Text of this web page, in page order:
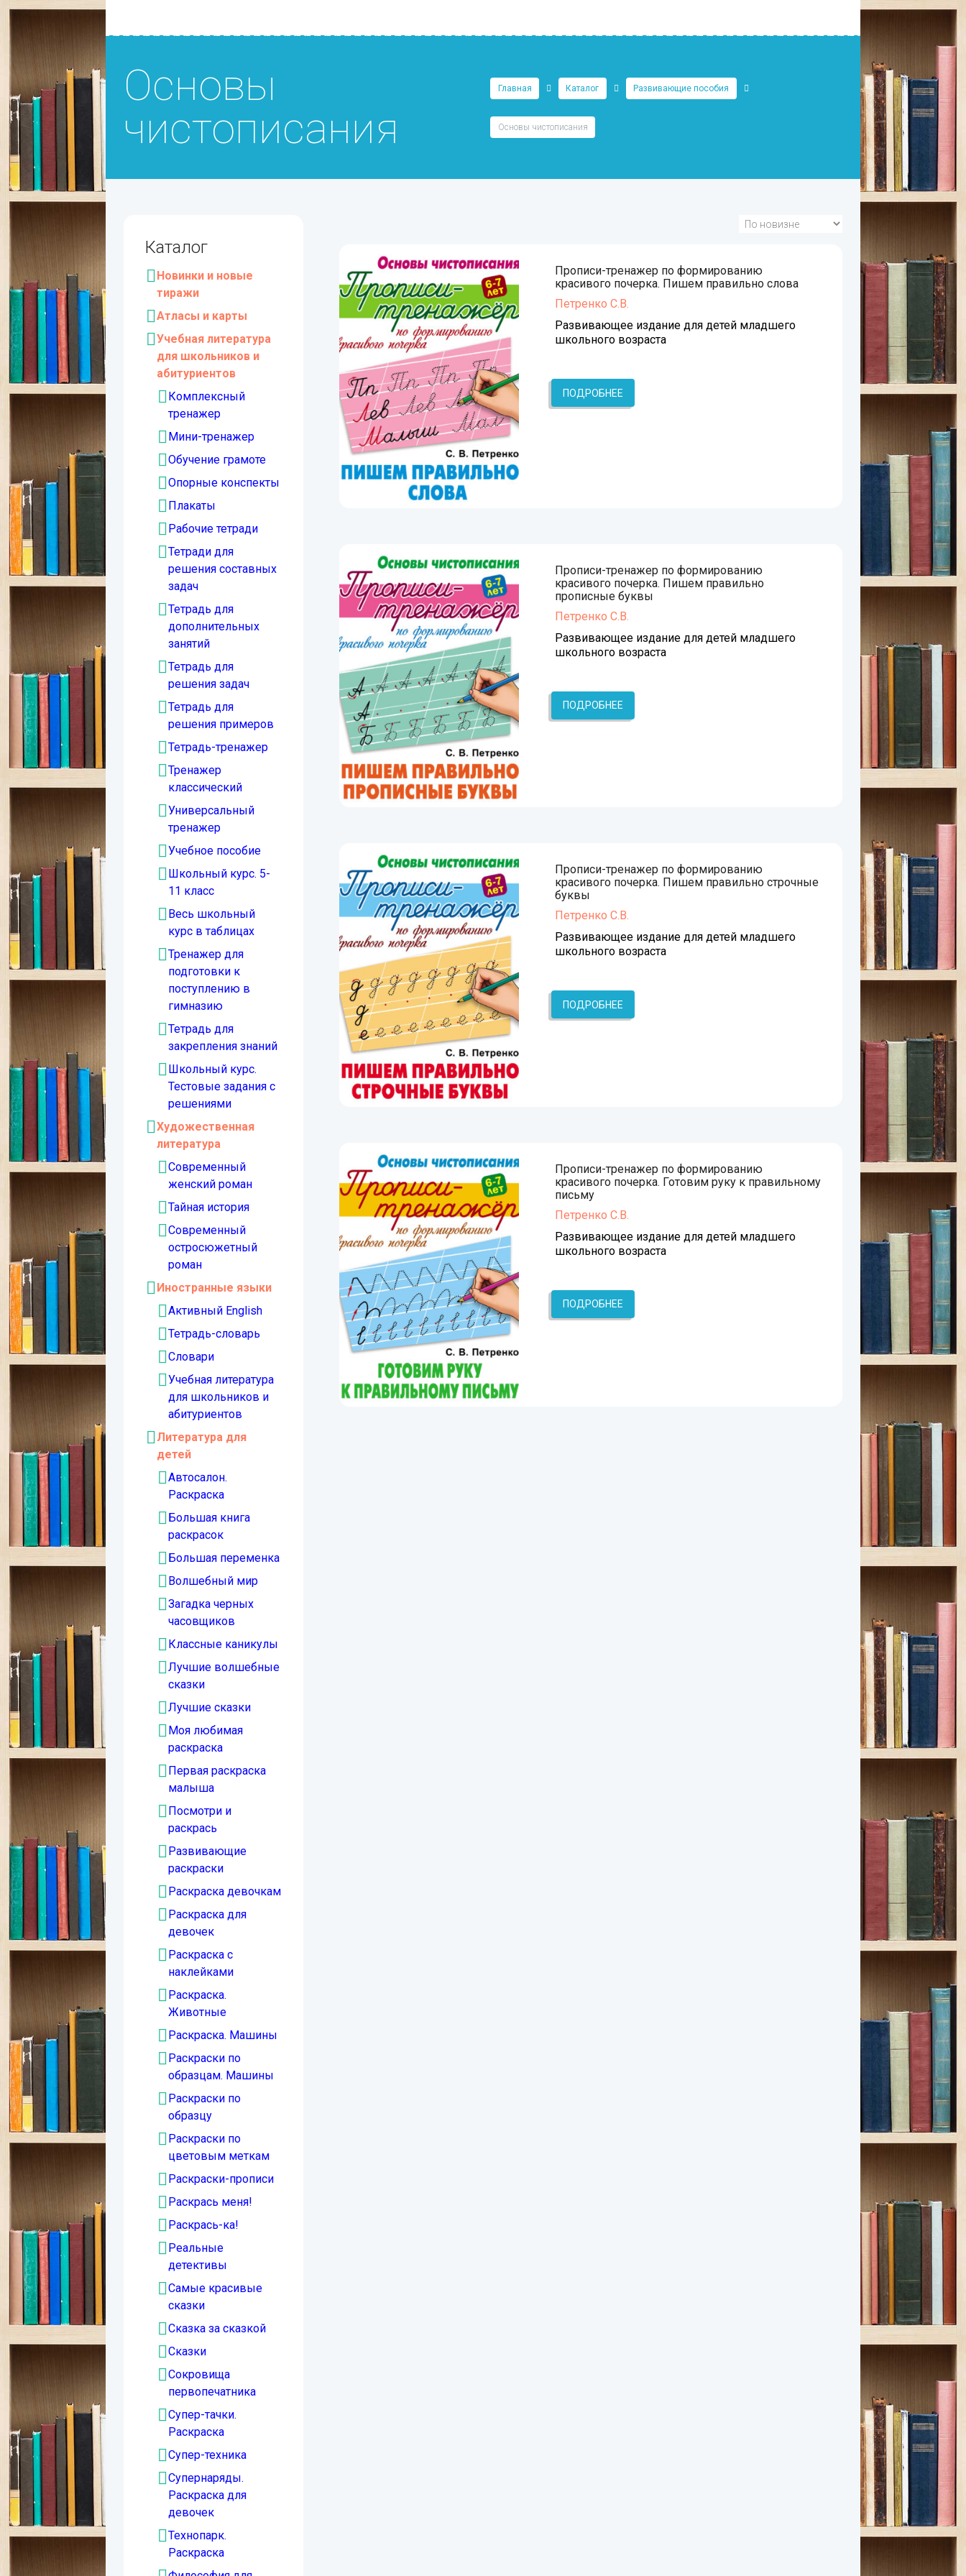
Главная Каталог Развивающие пособия
Основы чистописания
Основы
чистописания
Прописи-тренажер по формированию
красивого почерка. Пишем правильно слова
Петренко С.В.
Развивающее издание для детей младшего
школьного возраста
ПОДРОБНЕЕ
Прописи-тренажер по формированию
красивого почерка. Пишем правильно
прописные буквы
Петренко С.В.
Развивающее издание для детей младшего
школьного возраста
ПОДРОБНЕЕ
Прописи-тренажер по формированию
красивого почерка. Пишем правильно строчные
буквы
Петренко С.В.
Развивающее издание для детей младшего
школьного возраста
ПОДРОБНЕЕ
Прописи-тренажер по формированию
красивого почерка. Готовим руку к правильному
письму
Петренко С.В.
Развивающее издание для детей младшего
школьного возраста
ПОДРОБНЕЕ
Каталог
Новинки и новые
тиражи
Атласы и карты
Учебная литература
для школьников и
абитуриентов
Комплексный
тренажер
Мини-тренажер
Обучение грамоте
Опорные конспекты
Плакаты
Рабочие тетради
Тетради для
решения составных
задач
Тетрадь для
дополнительных
занятий
Тетрадь для
решения задач
Тетрадь для
решения примеров
Тетрадь-тренажер
Тренажер
классический
Универсальный
тренажер
Учебное пособие
Школьный курс. 5-
11 класс
Весь школьный
курс в таблицах
Тренажер для
подготовки к
поступлению в
гимназию
Тетрадь для
закрепления знаний
Школьный курс.
Тестовые задания с
решениями
Художественная
литература
Современный
женский роман
Тайная история
Современный
остросюжетный
роман
Иностранные языки
Активный English
Тетрадь-словарь
Словари
Учебная литература
для школьников и
абитуриентов
Литература для
детей
Автосалон.
Раскраска
Большая книга
раскрасок
Большая переменка
Волшебный мир
Загадка черных
часовщиков
Классные каникулы
Лучшие волшебные
сказки
Лучшие сказки
Моя любимая
раскраска
Первая раскраска
малыша
Посмотри и
раскрась
Развивающие
раскраски
Раскраска девочкам
Раскраска для
девочек
Раскраска с
наклейками
Раскраска.
Животные
Раскраска. Машины
Раскраски по
образцам. Машины
Раскраски по
образцу
Раскраски по
цветовым меткам
Раскраски-прописи
Раскрась меня!
Раскрась-ка!
Реальные
детективы
Самые красивые
сказки
Сказка за сказкой
Сказки
Сокровища
первопечатника
Супер-тачки.
Раскраска
Супер-техника
Супернаряды.
Раскраска для
девочек
Технопарк.
Раскраска